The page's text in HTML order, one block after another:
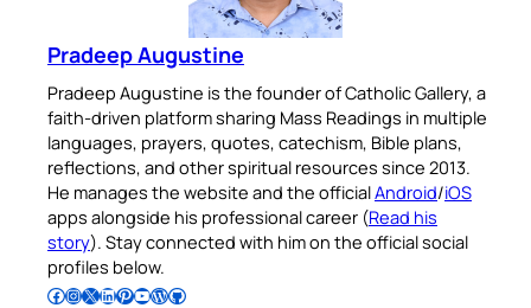
Pradeep Augustine
Pradeep Augustine is the founder of Catholic Gallery, a
faith-driven platform sharing Mass Readings in multiple
languages, prayers, quotes, catechism, Bible plans,
reflections, and other spiritual resources since 2013.
He manages the website and the officialAndroid/iOS
apps alongside his professional career (Read his
story). Stay connected with him on the official social
profiles below.
Follow Pradeep on Facebook Follow Pradeep on InstagramFollow Pradeep on X Follow Pradeep on LinkedIn Follow Pradeep on Pinterest Subscribe to Pradeep’s Youtube Channel Follow Pradeep on WordPress Follow Pradeep on GitHub